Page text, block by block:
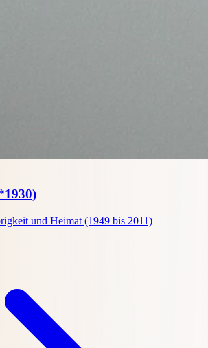
und Heimat (1949 bis 2011)